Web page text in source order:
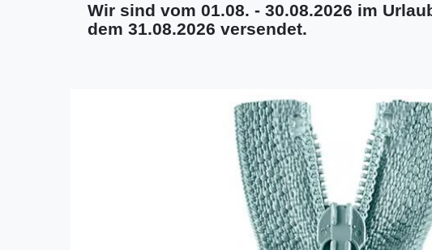
Wir sind vom 01.08. - 30.08.2026 im
dem 31.08.2026 versendet.